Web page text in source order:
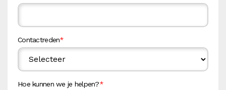
Contactreden*
Hoe kunnen we je helpen?*